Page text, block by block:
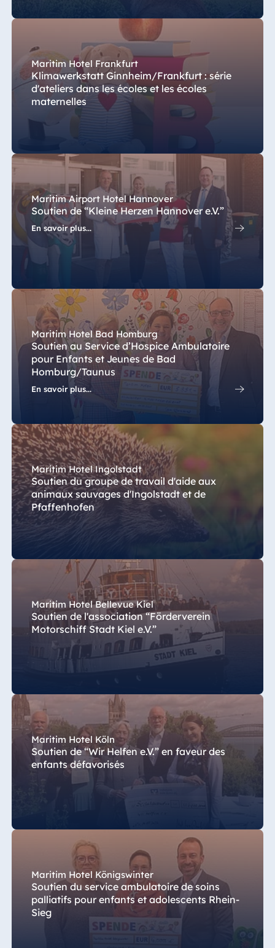
Maritim Hotel Frankfurt
Klimawerkstatt Ginnheim/Frankfurt : série
d'ateliers dans les écoles et les écoles
maternelles
Maritim Airport Hotel Hannover
Soutien de “Kleine Herzen Hannover e.V.”
En savoir plus...
Maritim Hotel Bad Homburg
Soutien au Service d’Hospice Ambulatoire
pour Enfants et Jeunes de Bad
Homburg/Taunus
En savoir plus...
Maritim Hotel Ingolstadt
Soutien du groupe de travail d'aide aux
animaux sauvages d'Ingolstadt et de
Pfaffenhofen
Maritim Hotel Bellevue Kiel
Soutien de l'association “Förderverein
Motorschiff Stadt Kiel e.V.”
Maritim Hotel Köln
Soutien de “Wir Helfen e.V.” en faveur des
enfants défavorisés
Maritim Hotel Königswinter
Soutien du service ambulatoire de soins
palliatifs pour enfants et adolescents Rhein-
Sieg